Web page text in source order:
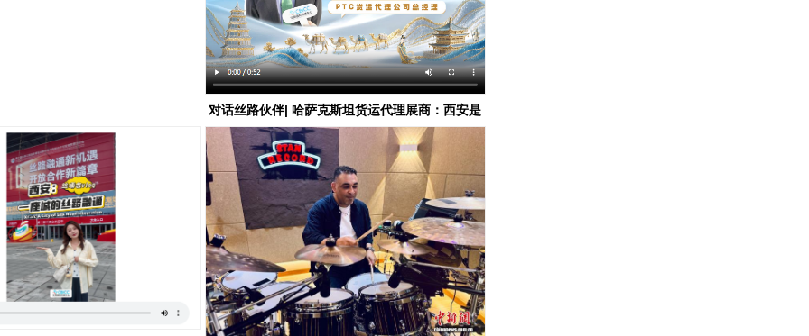
对话丝路伙伴| 哈萨克斯坦货运代理展商：西安是
我们进入中国的“大门”